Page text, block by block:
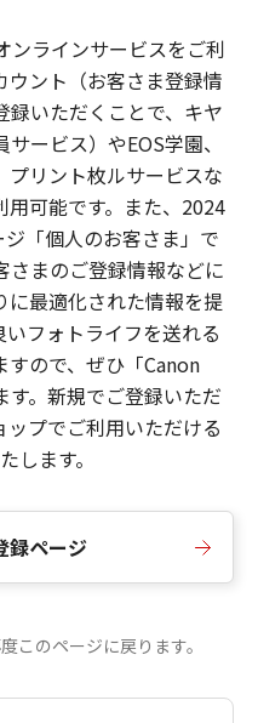
ンラインサービスをご利
ウント（お客さま登録情
録いただくことで、キヤ
ービス）やEOS学園、
プリント枚ルサービスな
用可能です。また、2024
「個人のお客さま」で
さまのご登録情報などに
に最適化された情報を提
フォトライフを送れる
すので、ぜひ「Canon
。新規でご登録いただ
プでご利用いただける
します。
録ページ
このページに戻ります。